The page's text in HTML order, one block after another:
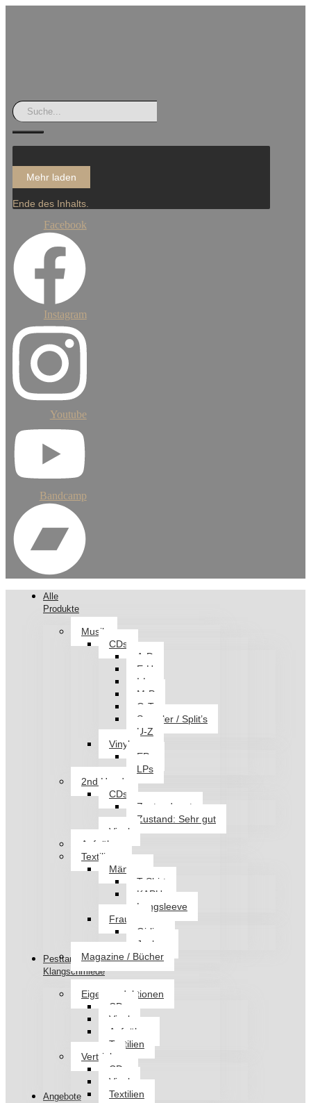
Mehr laden
Ende des Inhalts.
Facebook
Instagram
Youtube
Bandcamp
Alle
Produkte
Musik
CDs
A-D
E-H
I-L
M-P
Q-T
Sampler / Split’s
U-Z
Vinyl
EPs
LPs
2nd Hand
CDs
Zustand: gut
Zustand: Sehr gut
Vinyl
Aufnäher
Textilien
Männer
T-Shirt
KAPU
Longsleeve
Frauen
Girlies
Jacken
Magazine / Bücher
Pesttanz
Klangschmiede
Eigenproduktionen
CDs
Vinyl
Aufnäher
Textilien
Vertrieb
CDs
Vinyl
Textilien
Angebote